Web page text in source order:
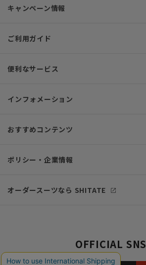
キャンペーン情報
ご利用ガイド
便利なサービス
インフォメーション
おすすめコンテンツ
ポリシー・企業情報
オーダースーツなら SHITATE
OFFICIAL SNS